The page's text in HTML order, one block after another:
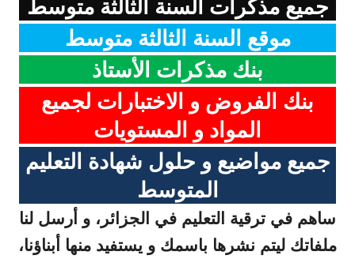
جميع مذكرات السنة الثالثة متوسط
موقع السنة الثالثة متوسط
بنك مذكرات الأستاذ
بنك الفروض و الاختبارات لجميع
المواد و المستويات
جميع مواضيع و حلول شهادة التعليم
المتوسط
ساهم في ترقية التعليم في الجزائر، و أرسل لنا
ملفاتك ليتم نشرها باسمك و يستفيد منها أبناؤنا،